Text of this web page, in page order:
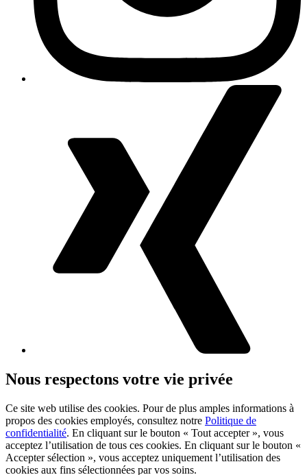
Nous respectons votre vie privée
Ce site web utilise des cookies. Pour de plus amples informations à
propos des cookies employés, consultez notre Politique de
confidentialité. En cliquant sur le bouton « Tout accepter », vous
acceptez l’utilisation de tous ces cookies. En cliquant sur le bouton «
Accepter sélection », vous acceptez uniquement l’utilisation des
cookies aux fins sélectionnées par vos soins.